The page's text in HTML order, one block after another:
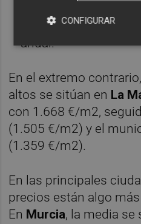
€/m2. Es uno de
encadena bajadas
anual.
En el extremo
altos se sitúan en La
con 1.668 €/m2,
(1.505 €/m2) y el
(1.359 €/m2).
En las principales
precios están algo
En Murcia, la media se
CONFIGURAR